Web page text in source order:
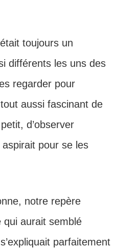
toujours un
différents les uns des
regarder pour
aussi fascinant de
d’observer
pour se les
notre repère
qui aurait semblé
parfaitement